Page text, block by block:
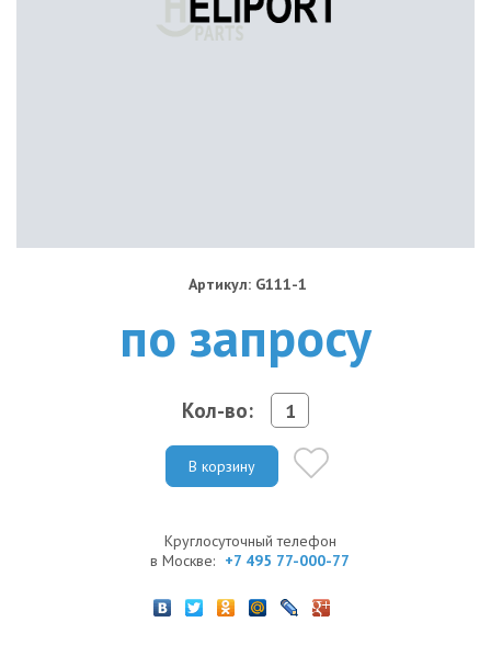
Артикул: G111-1
по запросу
Кол-во:
В корзину
Круглосуточный телефон
в Москве: +7 495 77-000-77